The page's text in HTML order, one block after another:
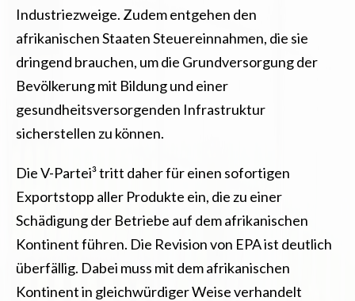
Industriezweige. Zudem entgehen den
afrikanischen Staaten Steuereinnahmen, die sie
dringend brauchen, um die Grundversorgung der
Bevölkerung mit Bildung und einer
gesundheitsversorgenden Infrastruktur
sicherstellen zu können.
Die V-Partei³ tritt daher für einen sofortigen
Exportstopp aller Produkte ein, die zu einer
Schädigung der Betriebe auf dem afrikanischen
Kontinent führen. Die Revision von EPA ist deutlich
überfällig. Dabei muss mit dem afrikanischen
Kontinent in gleichwürdiger Weise verhandelt